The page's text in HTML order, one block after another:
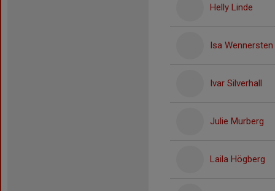
Helly Linde
Isa Wennersten
Ivar Silverhall
Julie Murberg
Laila Högberg